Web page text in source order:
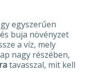
egyszerűen
buja növényzet
a víz, mely
nagy részében,
tavasszal, mit kell